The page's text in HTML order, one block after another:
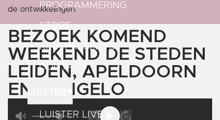
PROGRAMMERING
STORE
KINK PRESENTS
CONTACT
LUISTER LIVE
de ontwikkelingen.
BEZOEK KOMEND
WEEKEND DE STEDEN
LEIDEN, APELDOORN
EN HENGELO